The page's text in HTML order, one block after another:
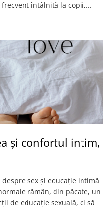
frecvent întâlnită la copii,...
și confortul intim,
sex și educație intimă
rămân, din păcate, un
de educație sexuală, ci să